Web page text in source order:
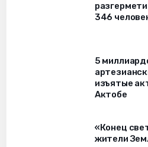
346
5
изъятые
Актобе
«Конец
жители